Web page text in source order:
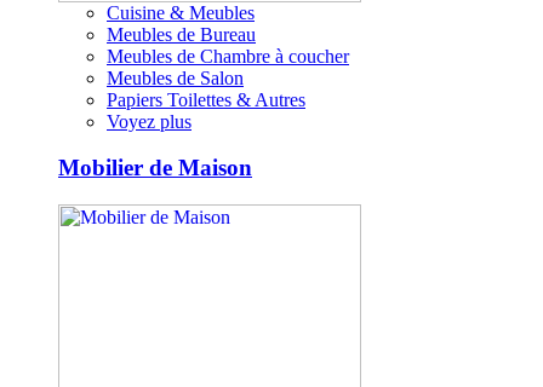
Cuisine & Meubles
Meubles de Bureau
Meubles de Chambre à coucher
Meubles de Salon
Papiers Toilettes & Autres
Voyez plus
Mobilier de Maison